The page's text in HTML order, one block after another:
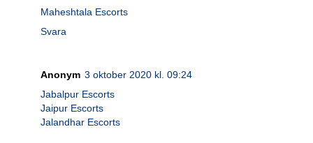
Maheshtala Escorts
Svara
Anonym 3 oktober 2020 kl. 09:24
Jabalpur Escorts
Jaipur Escorts
Jalandhar Escorts